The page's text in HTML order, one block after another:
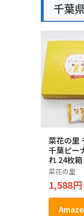
千葉
菜花の里
千葉ピー
れ 24枚箱
菜花の里
1,588円